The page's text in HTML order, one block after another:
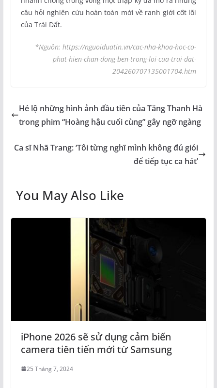
câu hỏi nghiên cứu hoàn toàn mới về ranh giới cốt lõi
của Trái Đất.
*Nguồn: https://nguoiduatin.vn/cac-nha-khoa-hoc-co-
phat-hien-chan-dong-ben-trong-loi-cua-trai-dat-
204260707135001704.htm
Hé lộ những hình ảnh đầu tiên của Tăng Thanh Hà
trong phim “Hoàng hậu cuối cùng” gây ngỡ ngàng
Ca sĩ Nhã Trang: ‘Tôi từng nghĩ mình không đủ giỏi
để tiếp tục ca hát’
You May Also Like
iPhone 2026 sẽ sử dụng cảm biến
camera tiên tiến mới từ Samsung
25 Tháng 7, 2024